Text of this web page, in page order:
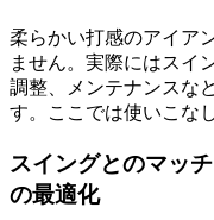
柔らかい打感のアイア
ません。実際にはスイ
調整、メンテナンスな
す。ここでは使いこな
スイングとのマッ
の最適化